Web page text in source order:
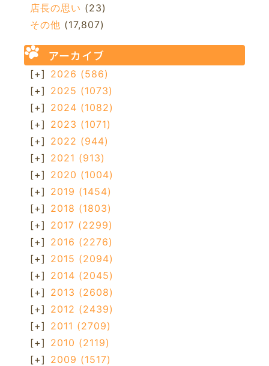
店長の思い (23)
その他 (17,807)
アーカイブ
[+] 2026 (586)
[+] 2025 (1073)
[+] 2024 (1082)
[+] 2023 (1071)
[+] 2022 (944)
[+] 2021 (913)
[+] 2020 (1004)
[+] 2019 (1454)
[+] 2018 (1803)
[+] 2017 (2299)
[+] 2016 (2276)
[+] 2015 (2094)
[+] 2014 (2045)
[+] 2013 (2608)
[+] 2012 (2439)
[+] 2011 (2709)
[+] 2010 (2119)
[+] 2009 (1517)